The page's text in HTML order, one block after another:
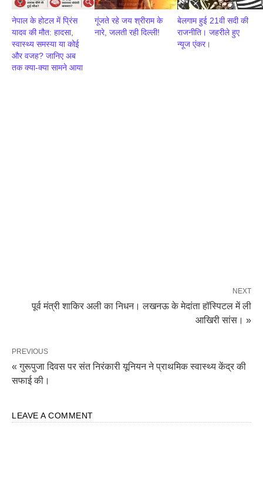
नेपाल के होटल में प्रिंस
यादव की मौत: हादसा,
स्वास्थ्य समस्या या कोई
और वजह? जानिए अब
तक क्या-क्या सामने आया
गूंजते रहे जय श्रीराम के
नारे, जलती रही दिल्ली!
बेलगाम हुई 21वी सदी की
राजनीति। जहरीले हुए
न्यूज एंकर।
NEXT
पूर्व मंत्री शाकिर अली का निधन। लखनऊ के मेदांता हॉस्पिटल में ली
आखिरी सांस। »
PREVIOUS
« गुरूपुजा दिवस पर संत निरंकारी यूनियन ने प्राथमिक स्वास्थ्य केंद्र की
सफाई की।
LEAVE A COMMENT